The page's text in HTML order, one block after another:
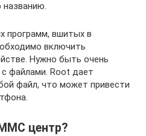
названию.
программ, вшитых в
включить
Нужно быть очень
файлами. Root дает
файл, что может привести
центр?